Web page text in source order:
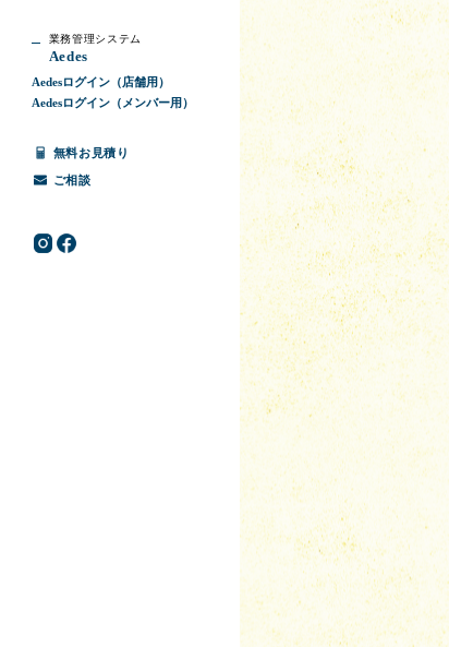
業務管理システム
Aedes
Aedesログイン（店舗用）
Aedesログイン（メンバー用）
無料お見積り
ご相談